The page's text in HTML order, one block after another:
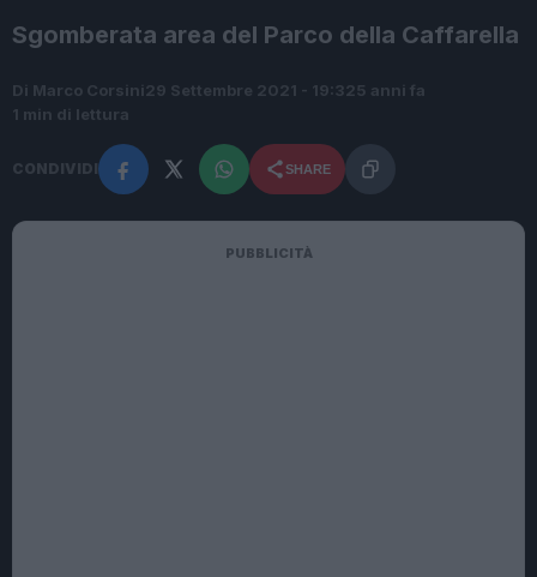
Sgomberata area del Parco della Caffarella
Di Marco Corsini29 Settembre 2021 - 19:32 5 anni fa
1 min di lettura
CONDIVIDI SHARE
PUBBLICITÀ